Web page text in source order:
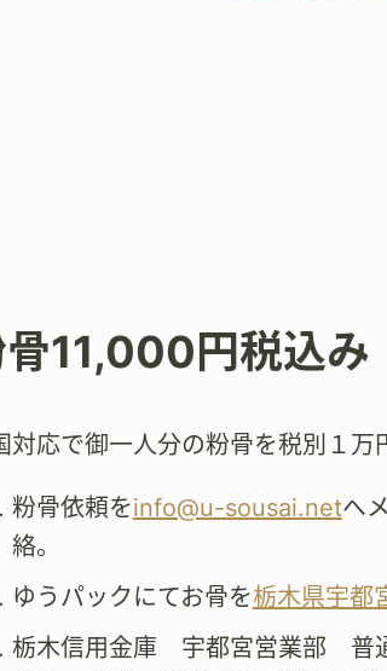
11,000円税込み
対応で御一人分の粉骨を税別１万
粉骨依頼をinfo@u-sousai.netへ
絡。
ゆうパックにてお骨を栃木県宇都
栃木信用金庫 宇都宮営業部 普